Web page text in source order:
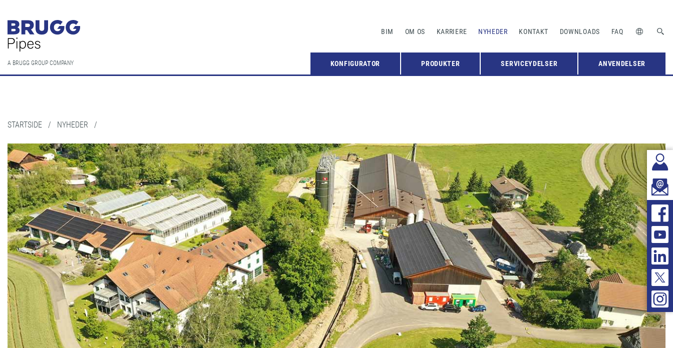
BIM OM OS KARRIERE NYHEDER KONTAKT DOWNLOADS FAQ
A BRUGG GROUP COMPANY KONFIGURATOR PRODUKTER SERVICEYDELSER ANVENDELSER
STARTSIDE / NYHEDER /